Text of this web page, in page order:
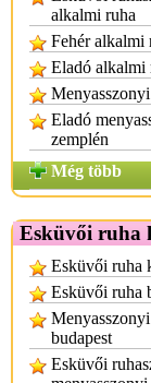
alkalmi ruha
Fehér alkalmi
Eladó alkalmi
Eladó
zemplén
Még több
Esküvői ruha
Esküvői ruha
Esküvői ruha
budapest
Esküvői